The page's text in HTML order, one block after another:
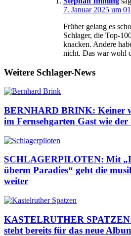
7. Januar 2025 um
Früher gelang es
Schlager, die Top-
knacken. Andere
nicht. Das war wohl
Weitere Schlager-News
BERNHARD BRINK: Keiner
im Fernsehgarten Gast wie
SCHLAGERPILOTEN: Mit
überm Paradies“ geht die
weiter
KASTELRUTHER
steht bereits für das neue